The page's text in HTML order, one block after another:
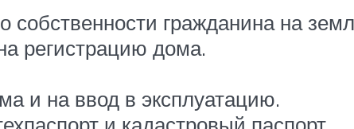
гражданина на
регистрацию дома.
и на ввод в эксплуатацию.
и кадастровый паспорт.